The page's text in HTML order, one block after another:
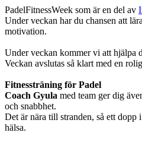
PadelFitnessWeek som är en del av
Under veckan har du chansen att
motivation.
Under veckan kommer vi att hjälpa
Veckan avslutas så klart med en
Fitnessträning för Padel
Coach Gyula med team ger dig
och snabbhet.
Det är nära till stranden, så ett
hälsa.